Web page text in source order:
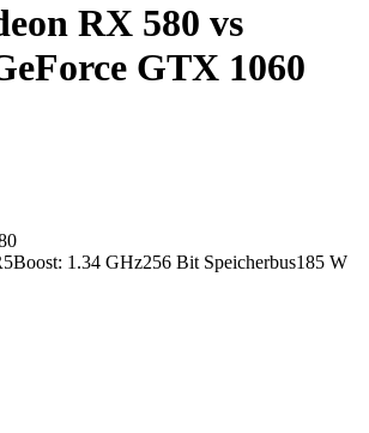
RX 580 vs
GTX 1060
Boost: 1.34 GHz256 Bit Speicherbus185 W